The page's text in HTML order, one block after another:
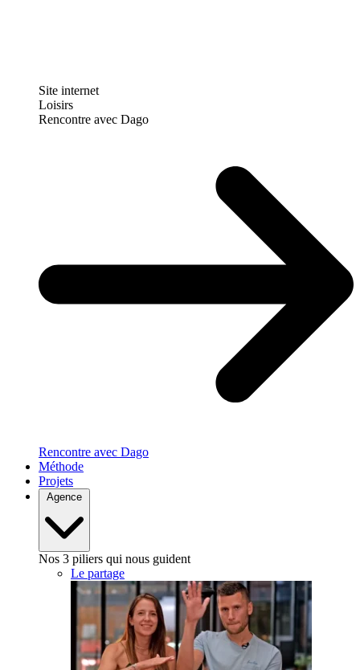
Site internet
Loisirs
Rencontre avec Dago
Rencontre avec Dago
Méthode
Projets
Agence
Nos 3 piliers qui nous guident
Le partage